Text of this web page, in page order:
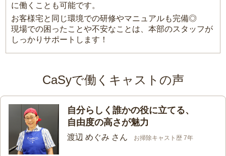
に働くことも可能です。
お客様宅と同じ環境での研修やマニュアルも完備◎
現場での困ったことや不安なことは、本部のスタッフが
しっかりサポートします！
CaSyで働くキャストの声
自分らしく誰かの役に立てる、
自由度の高さが魅力
渡辺 めぐみ さん お掃除キャスト歴 7年